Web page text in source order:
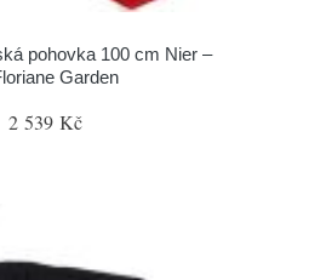
pohovka 100 cm Nier –
Garden
2 539 Kč